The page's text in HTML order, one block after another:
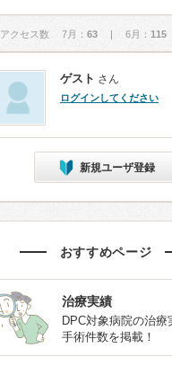
アクセス数 7月： 63 | 6月： 115
ゲスト さん
ログインしてください
新規ユーザ登録
おすすめページ
治療実績
DPC対象病院の治療
手術件数を掲載！